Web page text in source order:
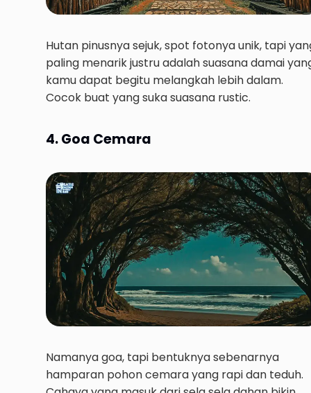
Hutan pinusnya sejuk, spot fotonya unik, tapi
paling menarik justru adalah suasana damai
kamu dapat begitu melangkah lebih dalam.
Cocok buat yang suka suasana rustic.
4. Goa Cemara
Namanya goa, tapi bentuknya sebenarnya
hamparan pohon cemara yang rapi dan teduh.